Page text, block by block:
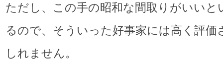
ただし、この手の昭和な間取りがいいと
るので、そういった好事家には高く評価
しれません。